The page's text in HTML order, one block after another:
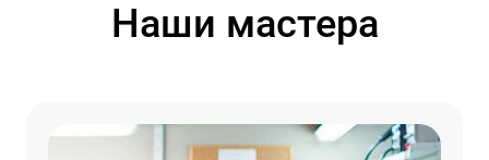
Наши мастера